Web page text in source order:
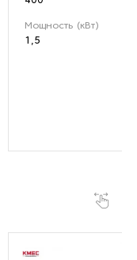
Мощность (кВт)
1,5